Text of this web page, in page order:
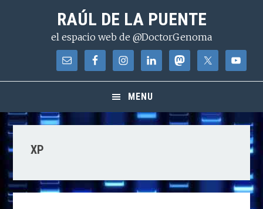
contenido
RAÚL DE LA PUENTE
el espacio web de @DoctorGenoma
MENU
XP